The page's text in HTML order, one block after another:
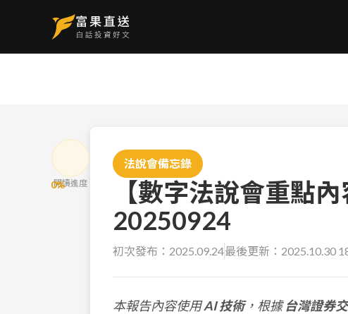
0%
閱讀進度
法說會備忘錄
【數字法說會重點
20250924
初次發布： 2025.09.24最後更新： 2025.10.30
本報告內容使用AI 技術，根據台灣證券